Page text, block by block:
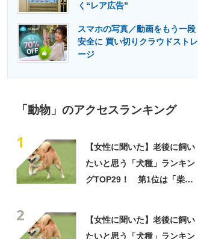
く“レア広告”
スマホの写真／動画をもう一段
安全に 買い切りクラウドストレ
ージ
「動物」のアクセスランキング
1
【女性に聞いた】老後に飼い
たいと思う「犬種」ランキン
グTOP29！ 第1位は「柴
2
【女性に聞いた】老後に飼い
たいと思う「犬種」ランキン